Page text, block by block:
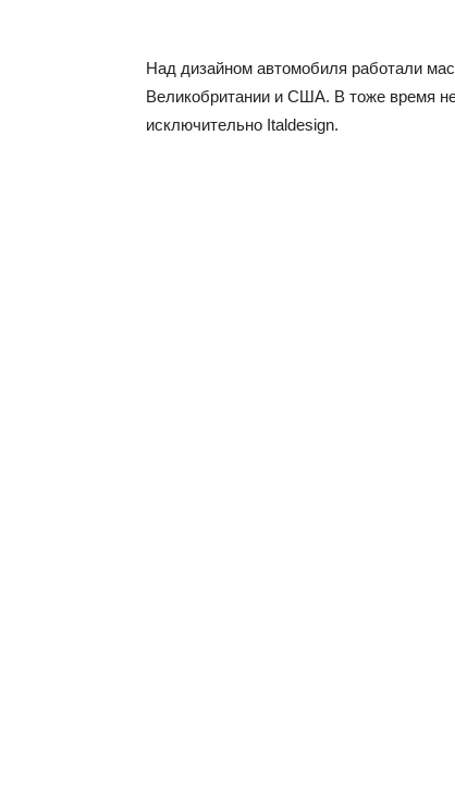
Над дизайном автомобиля работали
Великобритании и США. В тоже время
исключительно Italdesign.